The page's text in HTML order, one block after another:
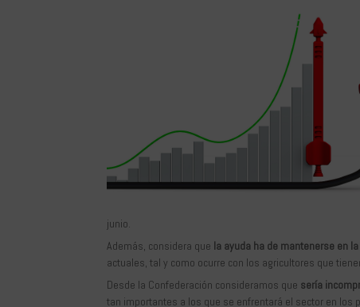
junio.
Además, considera que la ayuda ha de mantenerse en
actuales, tal y como ocurre con los agricultores que
Desde la Confederación consideramos que sería
tan importantes a los que se enfrentará el sector en